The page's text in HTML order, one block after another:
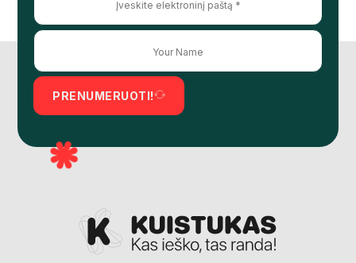
PRENUMERUOTI!